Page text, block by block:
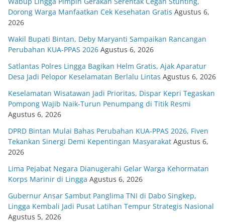
Dorong Warga Manfaatkan Cek Kesehatan Gratis Agustus 6,
2026
Wakil Bupati Bintan, Deby Maryanti Sampaikan Rancangan
Perubahan KUA-PPAS 2026 Agustus 6, 2026
Satlantas Polres Lingga Bagikan Helm Gratis, Ajak Aparatur
Desa Jadi Pelopor Keselamatan Berlalu Lintas Agustus 6, 2026
Keselamatan Wisatawan Jadi Prioritas, Dispar Kepri Tegaskan
Pompong Wajib Naik-Turun Penumpang di Titik Resmi
Agustus 6, 2026
DPRD Bintan Mulai Bahas Perubahan KUA-PPAS 2026, Fiven
Tekankan Sinergi Demi Kepentingan Masyarakat Agustus 6,
2026
Lima Pejabat Negara Dianugerahi Gelar Warga Kehormatan
Korps Marinir di Lingga Agustus 6, 2026
Gubernur Ansar Sambut Panglima TNI di Dabo Singkep,
Lingga Kembali Jadi Pusat Latihan Tempur Strategis Nasional
Agustus 5, 2026